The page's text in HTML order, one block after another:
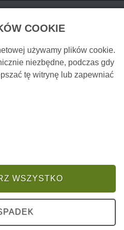
turystyczne
COOKIE
używamy plików cookie.
niezbędne, podczas gdy
tę witrynę lub zapewniać
WSZYSTKO